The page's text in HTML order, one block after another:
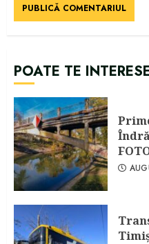
POATE TE